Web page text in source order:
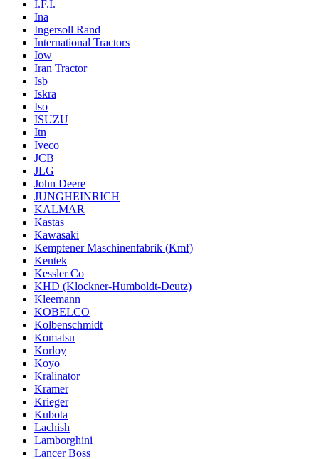
I.F.I.
Ina
Ingersoll Rand
International Tractors
Iow
Iran Tractor
Isb
Iskra
Iso
ISUZU
Itn
Iveco
JCB
JLG
John Deere
JUNGHEINRICH
KALMAR
Kastas
Kawasaki
Kemptener Maschinenfabrik (Kmf)
Kentek
Kessler Co
KHD (Klockner-Humboldt-Deutz)
Kleemann
KOBELCO
Kolbenschmidt
Komatsu
Korloy
Koyo
Kralinator
Kramer
Krieger
Kubota
Lachish
Lamborghini
Lancer Boss